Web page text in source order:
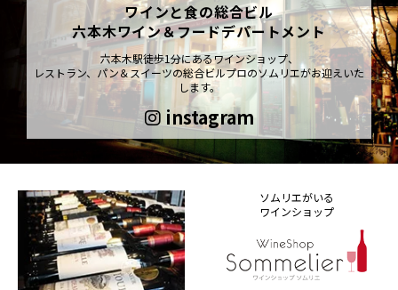
ワインと食の総合ビル
六本木ワイン＆フードデパートメント
六本木駅徒歩1分にあるワインショップ、
レストラン、パン＆スイーツの総合ビルプロのソムリエがお迎えいた
します。
instagram
ソムリエがいる
ワインショップ